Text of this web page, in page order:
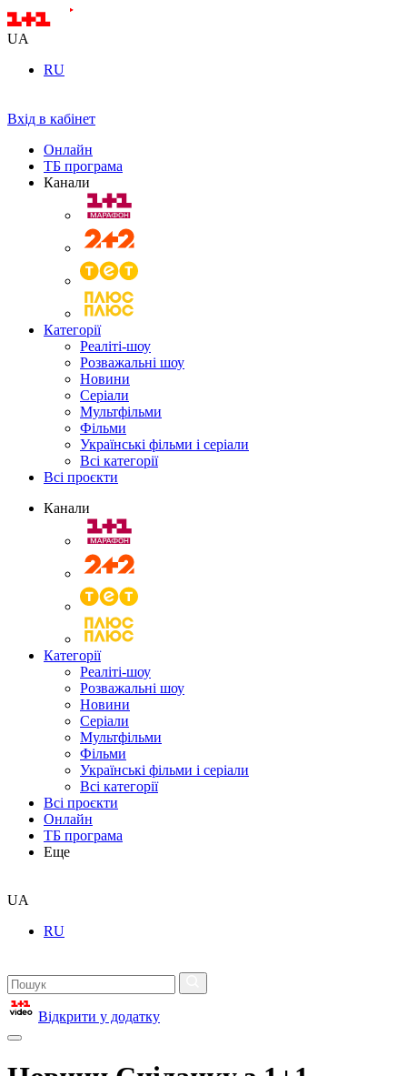
UA
RU
Вхід в кабінет
Онлайн
ТБ програма
Канали
Категорії
Реаліті-шоу
Розважальні шоу
Новини
Серіали
Мультфільми
Фільми
Українські фільми і серіали
Всі категорії
Всі проєкти
Канали
Категорії
Реаліті-шоу
Розважальні шоу
Новини
Серіали
Мультфільми
Фільми
Українські фільми і серіали
Всі категорії
Всі проєкти
Онлайн
ТБ програма
Еще
UA
RU
Відкрити у додатку